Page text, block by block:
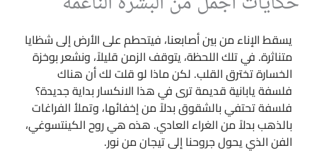
يسقط الإناء من بين أصابعنا، فيتحطم على الأرض إلى شظايا
متناثرة. في تلك اللحظة، يتوقف الزمن قليلاً، ونشعر بوخزة
الخسارة تخترق القلب. لكن ماذا لو قلت لك أن هناك
فلسفة يابانية قديمة ترى في هذا الانكسار بداية جديدة؟
فلسفة تحتفي بالشقوق بدلاً من إخفائها، وتملأ الفراغات
بالذهب بدلاً من الغراء العادي. هذه هي روح الكينتسوغي،
الفن الذي يحول جروحنا إلى تيجان من نور.